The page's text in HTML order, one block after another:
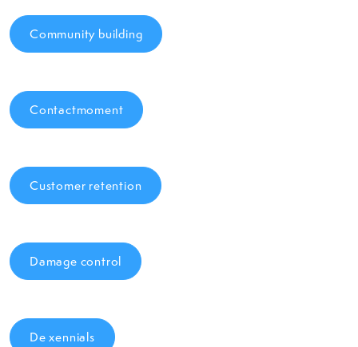
Community building
Contactmoment
Customer retention
Damage control
De xennials